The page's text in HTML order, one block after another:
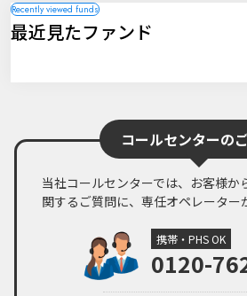
臨時レポート「12月FOMC 3会合連続で利下
2024年12月19日
臨時レポート「日銀10月 金融政策の現状維
2024年11月01日 マーケットレポート
臨時レポート「9月FOMC 約4年半ぶりとな
2024年08月06日
最近見たファンド
コールセンターの
当社コールセンターでは、お客様か
関するご質問に、専任オペレーター
携帯・PHS OK
0120-